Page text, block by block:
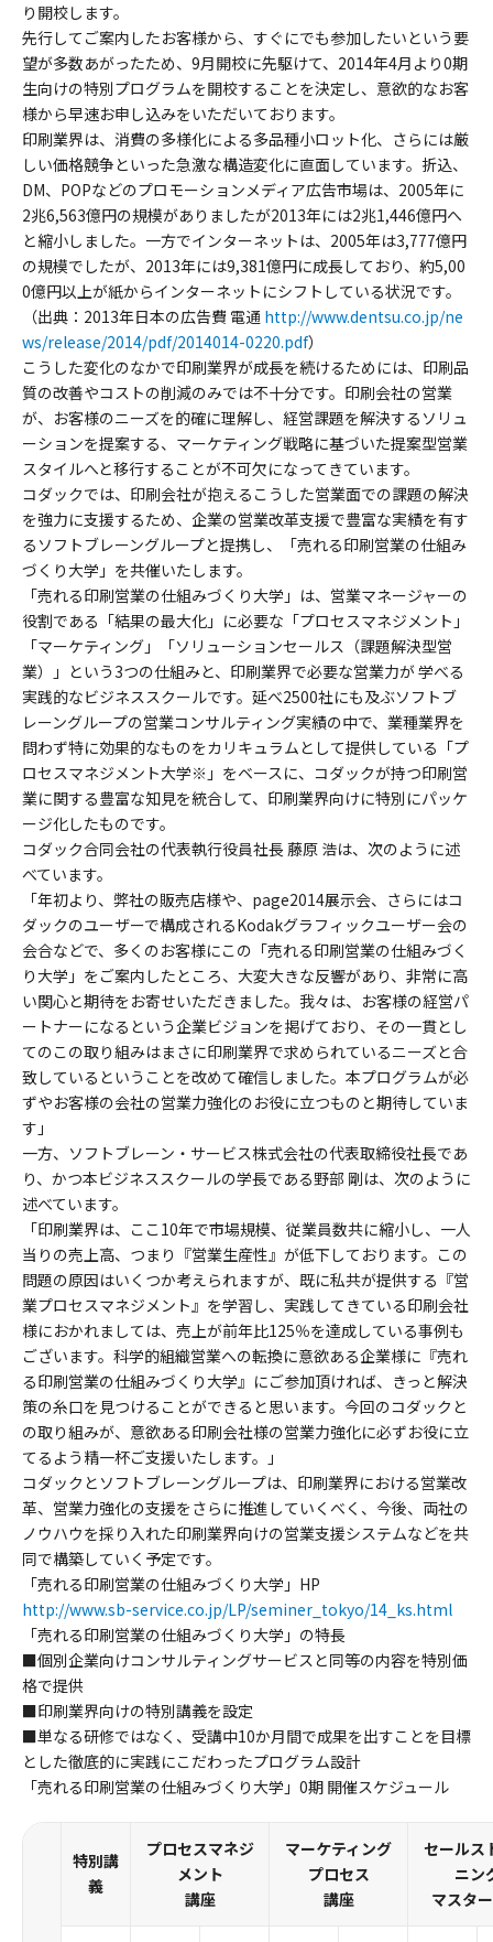
り開校します。
先行してご案内したお客様から、すぐにでも参加したいという要
望が多数あがったため、9月開校に先駆けて、2014年4月より0期
生向けの特別プログラムを開校することを決定し、意欲的なお客
様から早速お申し込みをいただいております。
印刷業界は、消費の多様化による多品種小ロット化、さらには厳
しい価格競争といった急激な構造変化に直面しています。折込、
DM、POPなどのプロモーションメディア広告市場は、2005年に
2兆6,563億円の規模がありましたが2013年には2兆1,446億円へ
と縮小しました。一方でインターネットは、2005年は3,777億円
の規模でしたが、2013年には9,381億円に成長しており、約5,00
0億円以上が紙からインターネットにシフトしている状況です。
（出典：2013年日本の広告費 電通 http://www.dentsu.co.jp/ne
ws/release/2014/pdf/2014014-0220.pdf）
こうした変化のなかで印刷業界が成長を続けるためには、印刷品
質の改善やコストの削減のみでは不十分です。印刷会社の営業
が、お客様のニーズを的確に理解し、経営課題を解決するソリュ
ーションを提案する、マーケティング戦略に基づいた提案型営業
スタイルへと移行することが不可欠になってきています。
コダックでは、印刷会社が抱えるこうした営業面での課題の解決
を強力に支援するため、企業の営業改革支援で豊富な実績を有す
るソフトブレーングループと提携し、「売れる印刷営業の仕組み
づくり大学」を共催いたします。
「売れる印刷営業の仕組みづくり大学」は、営業マネージャーの
役割である「結果の最大化」に必要な「プロセスマネジメント」
「マーケティング」「ソリューションセールス（課題解決型営
業）」という3つの仕組みと、印刷業界で必要な営業力が 学べる
実践的なビジネススクールです。延べ2500社にも及ぶソフトブ
レーングループの営業コンサルティング実績の中で、業種業界を
問わず特に効果的なものをカリキュラムとして提供している「プ
ロセスマネジメント大学※」をベースに、コダックが持つ印刷営
業に関する豊富な知見を統合して、印刷業界向けに特別にパッケ
ージ化したものです。
コダック合同会社の代表執行役員社長 藤原 浩は、次のように述
べています。
「年初より、弊社の販売店様や、page2014展示会、さらにはコ
ダックのユーザーで構成されるKodakグラフィックユーザー会の
会合などで、多くのお客様にこの「売れる印刷営業の仕組みづく
り大学」をご案内したところ、大変大きな反響があり、非常に高
い関心と期待をお寄せいただきました。我々は、お客様の経営パ
ートナーになるという企業ビジョンを掲げており、その一貫とし
てのこの取り組みはまさに印刷業界で求められているニーズと合
致しているということを改めて確信しました。本プログラムが必
ずやお客様の会社の営業力強化のお役に立つものと期待していま
す」
一方、ソフトブレーン・サービス株式会社の代表取締役社長であ
り、かつ本ビジネススクールの学長である野部 剛は、次のように
述べています。
「印刷業界は、ここ10年で市場規模、従業員数共に縮小し、一人
当りの売上高、つまり『営業生産性』が低下しております。この
問題の原因はいくつか考えられますが、既に私共が提供する『営
業プロセスマネジメント』を学習し、実践してきている印刷会社
様におかれましては、売上が前年比125％を達成している事例も
ございます。科学的組織営業への転換に意欲ある企業様に『売れ
る印刷営業の仕組みづくり大学』にご参加頂ければ、きっと解決
策の糸口を見つけることができると思います。今回のコダックと
の取り組みが、意欲ある印刷会社様の営業力強化に必ずお役に立
てるよう精一杯ご支援いたします。」
コダックとソフトブレーングループは、印刷業界における営業改
革、営業力強化の支援をさらに推進していくべく、今後、両社の
ノウハウを採り入れた印刷業界向けの営業支援システムなどを共
同で構築していく予定です。
「売れる印刷営業の仕組みづくり大学」HP
http://www.sb-service.co.jp/LP/seminer_tokyo/14_ks.html
「売れる印刷営業の仕組みづくり大学」の特長
■個別企業向けコンサルティングサービスと同等の内容を特別価
格で提供
■印刷業界向けの特別講義を設定
■単なる研修ではなく、受講中10か月間で成果を出すことを目標
とした徹底的に実践にこだわったプログラム設計
「売れる印刷営業の仕組みづくり大学」0期 開催スケジュール
特別講
義
プロセスマネジ
メント
講座
マーケティング
プロセス
講座
セールス
ニン
マスタ